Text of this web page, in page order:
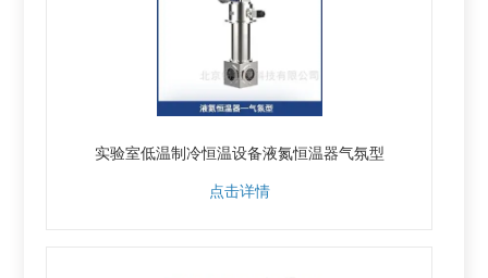
实验室低温制冷恒温设备液氮恒温器气氛型
点击详情